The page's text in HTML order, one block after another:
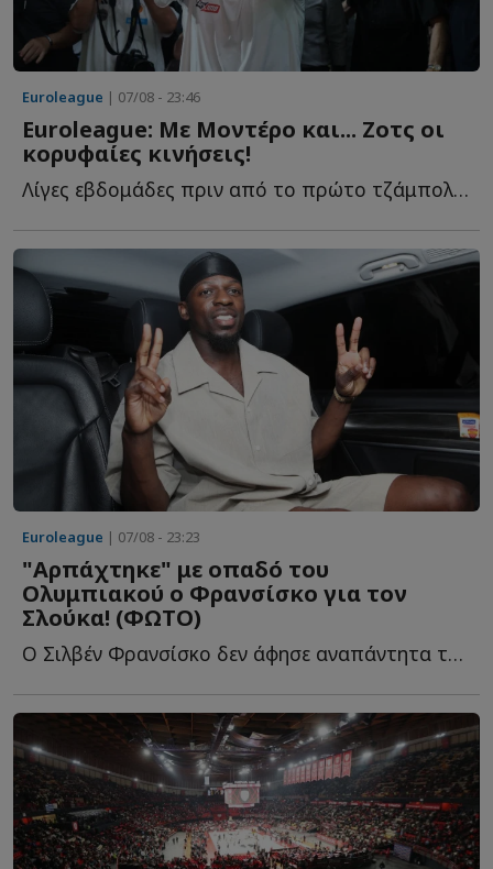
Euroleague | 07/08 - 23:46
Euroleague: Με Μοντέρο και... Ζοτς οι
κορυφαίες κινήσεις!
Λίγες εβδομάδες πριν από το πρώτο τζάμπολ της σεζόν 20...
Euroleague | 07/08 - 23:23
"Αρπάχτηκε" με οπαδό του
Ολυμπιακού ο Φρανσίσκο για τον
Σλούκα! (ΦΩΤΟ)
Ο Σιλβέν Φρανσίσκο δεν άφησε αναπάντητα τα όσα έγραψε φ...